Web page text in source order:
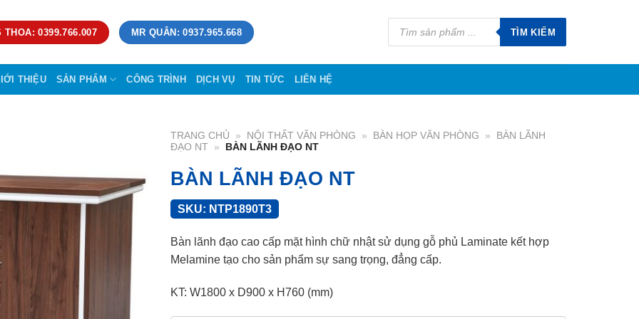
THOA: 0399.766.007 MR QUÂN: 0937.965.668
Tìm
kiếm
phẩm
TÌM KIẾM
THIỆU SẢN PHẨM CÔNG TRÌNH DỊCH VỤ TIN TỨC LIÊN HỆ
TRANG CHỦ » NỘI THẤT VĂN PHÒNG » BÀN HỌP VĂN PHÒNG »
BÀN LÃNH
ĐẠO NT » BÀN LÃNH ĐẠO NT
BÀN LÃNH ĐẠO NT
SKU: NTP1890T3
Bàn lãnh đạo cao cấp mặt hình chữ nhật sử dụng gỗ phủ Laminate kết hợp
Melamine tạo cho sản phẩm sự sang trọng, đẳng cấp.
KT: W1800 x D900 x H760 (mm)